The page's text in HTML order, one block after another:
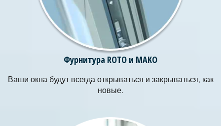
Фурнитура ROTO и MAKO
Ваши окна будут всегда открываться и закрываться, как
новые.